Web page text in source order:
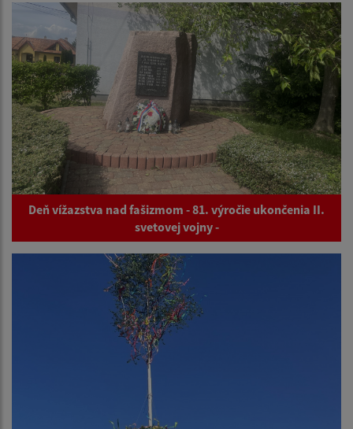
Deň vížazstva nad fašizmom - 81. výročie ukončenia II.
svetovej vojny -